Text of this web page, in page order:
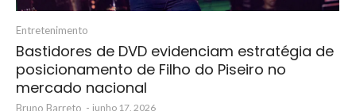
Entretenimento
Bastidores de DVD evidenciam estratégia de
posicionamento de Filho do Piseiro no
mercado nacional
Bruno Barreto - junho 17, 2026